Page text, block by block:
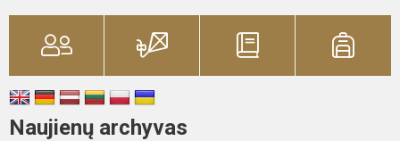
Naujienų archyvas